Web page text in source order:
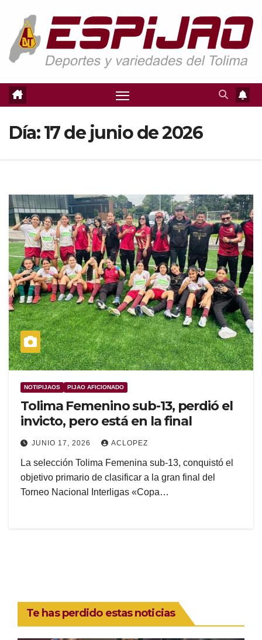
contenido
Día:17 de junio de 2026
NOTIPIJAOS PIJAO AFICIONADO
Tolima Femenino sub-13, perdió el
invicto, pero está en la final
JUNIO 17, 2026 ACLOPEZ
La selección Tolima Femenina sub-13, conquistó el
objetivo primario de clasificar a la gran final del
Torneo Nacional Interligas «Copa…
Te has perdido estas noticias